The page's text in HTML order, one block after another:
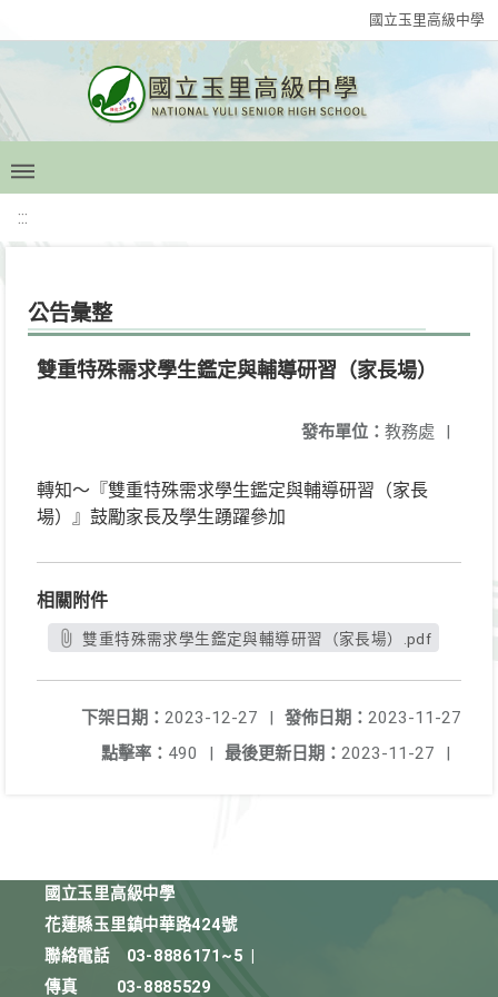
國立玉里高級中學
:::
公告彙整
雙重特殊需求學生鑑定與輔導研習（家長場）
發布單位： 教務處 |
轉知～『雙重特殊需求學生鑑定與輔導研習（家長
場）』鼓勵家長及學生踴躍參加
相關附件
雙重特殊需求學生鑑定與輔導研習（家長場）.pdf
發佈日期： 2023-11-27
下架日期： 2023-12-27
|
最後更新日期： 2023-11-27 |
點擊率： 490 |
國立玉里高級中學
花蓮縣玉里鎮中華路424號
聯絡電話
03-8886171~5
傳真
03-8885529